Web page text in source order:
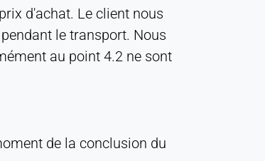
d'achat. Le client nous
le transport. Nous
au point 4.2 ne sont
de la conclusion du